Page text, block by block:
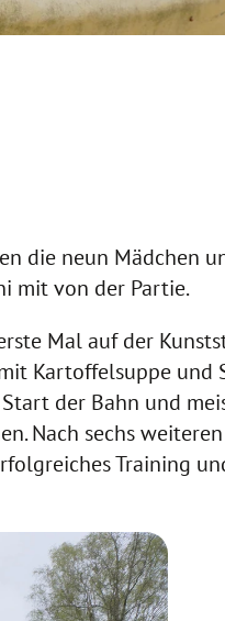
die neun Mädchen
mit von der Partie.
Mal auf der
Kartoffelsuppe und
der Bahn und
Nach sechs weiteren
Training